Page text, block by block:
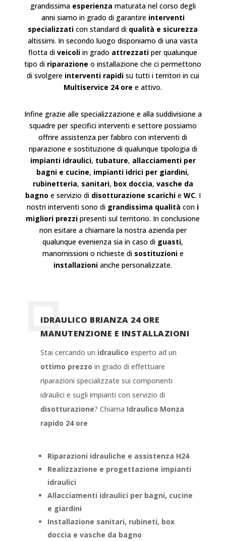
grandissima esperienza maturata nel corso degli
anni siamo in grado di garantire interventi
specializzati con standard di qualità e sicurezza
altissimi. In secondo luogo disponiamo di una vasta
flotta diveicoli in grado attrezzati per qualunque
tipo di riparazione oinstallazione che ci permettono
di svolgere interventi rapidisu tutti i territori in cui
Multiservice 24 ore e attivo.
Infine grazie alle specializzazione e alla suddivisione a
squadre per specifici interventi e settore possiamo
offrire assistenza per fabbro con interventi di
riparazione e sostituzione di qualunque tipologia di
impianti idraulici, tubature, allacciamenti per
bagni e cucine, impianti idrici per giardini,
rubinetteria, sanitari, box doccia, vasche da
bagno e servizio di disotturazione scarichie WC. I
nostri interventi sono di grandissima qualità con i
migliori prezzi presenti sul territorio. In conclusione
non esitare a chiamare la nostra azienda per
qualunque evenienza sia in caso di guasti,
manomissioni o richieste di sostituzionie
installazioni anche personalizzate.
IDRAULICO BRIANZA 24 ORE
MANUTENZIONE E INSTALLAZIONI
Stai cercando un idraulico esperto ad un
ottimo prezzo in grado di effettuare
riparazioni specializzate sui componenti
idraulici e sugli impianti con servizio di
disotturazione? Chiama Idraulico Monza
rapido 24 ore
Riparazioni idrauliche e assistenza H24
Realizzazione e progettazione impianti
idraulici
Allacciamenti idraulici per bagni, cucine
e giardini
Installazione sanitari, rubineti, box
doccia e vasche da bagno